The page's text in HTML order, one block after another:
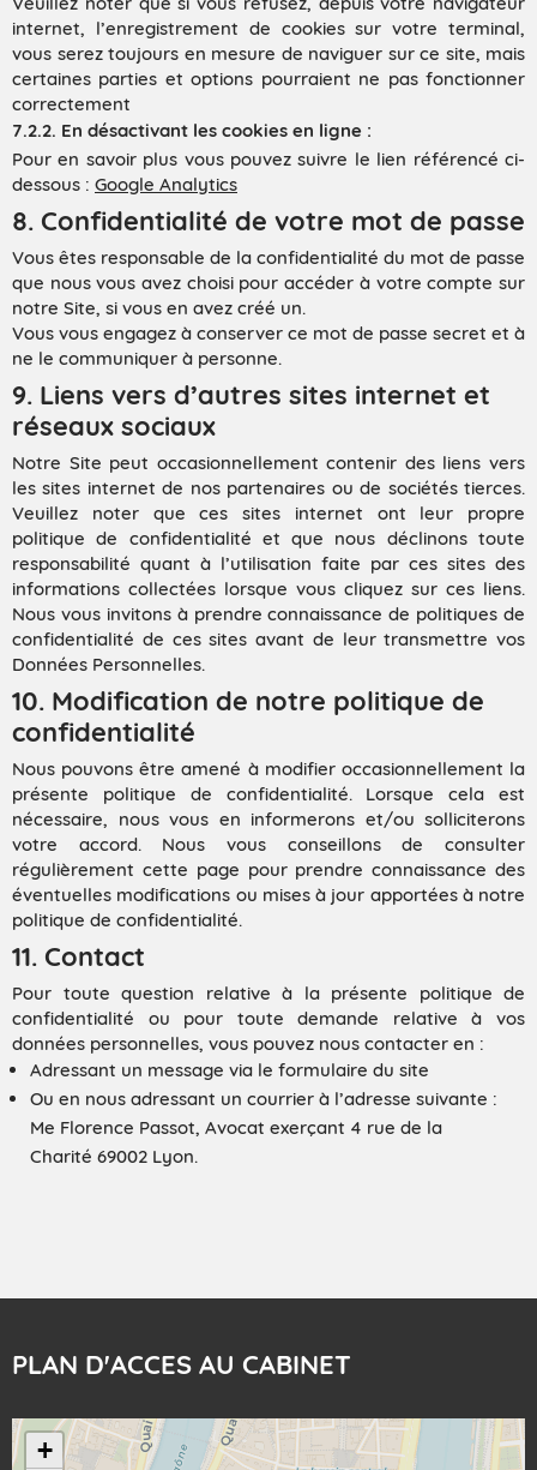
internet, l’enregistrement de cookies sur votre terminal,
vous serez toujours en mesure de naviguer sur ce site, mais
certaines parties et options pourraient ne pas fonctionner
correctement
7.2.2. En désactivant les cookies en ligne :
Pour en savoir plus vous pouvez suivre le lien référencé ci-
dessous : Google Analytics
8. Confidentialité de votre mot de passe
Vous êtes responsable de la confidentialité du mot de passe
que nous vous avez choisi pour accéder à votre compte sur
notre Site, si vous en avez créé un.
Vous vous engagez à conserver ce mot de passe secret et à
ne le communiquer à personne.
9. Liens vers d’autres sites internet et
réseaux sociaux
Notre Site peut occasionnellement contenir des liens vers
les sites internet de nos partenaires ou de sociétés tierces.
Veuillez noter que ces sites internet ont leur propre
politique de confidentialité et que nous déclinons toute
responsabilité quant à l’utilisation faite par ces sites des
informations collectées lorsque vous cliquez sur ces liens.
Nous vous invitons à prendre connaissance de politiques de
confidentialité de ces sites avant de leur transmettre vos
Données Personnelles.
10. Modification de notre politique de
confidentialité
Nous pouvons être amené à modifier occasionnellement la
présente politique de confidentialité. Lorsque cela est
nécessaire, nous vous en informerons et/ou solliciterons
votre accord. Nous vous conseillons de consulter
régulièrement cette page pour prendre connaissance des
éventuelles modifications ou mises à jour apportées à notre
politique de confidentialité.
11. Contact
Pour toute question relative à la présente politique de
confidentialité ou pour toute demande relative à vos
données personnelles, vous pouvez nous contacter en :
Adressant un message via le formulaire du site
Ou en nous adressant un courrier à l’adresse suivante :
Me Florence Passot, Avocat exerçant 4 rue de la
Charité 69002 Lyon.
PLAN D'ACCES AU CABINET
+